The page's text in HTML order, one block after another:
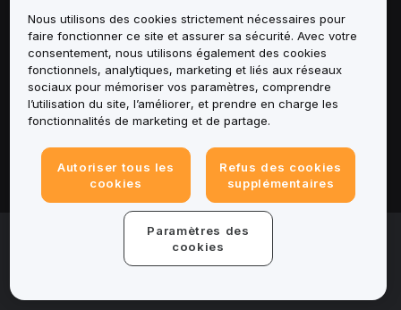
Services
Assistance
Produits
Mentions légales
© 2025-2026 Bybit.eu. All rights reserved.
Conditions d'utilisation
Nous utilisons des cookies strictement nécessaires pour
faire fonctionner ce site et assurer sa sécurité. Avec votre
consentement, nous utilisons également des cookies
fonctionnels, analytiques, marketing et liés aux réseaux
sociaux pour mémoriser vos paramètres, comprendre
l’utilisation du site, l’améliorer, et prendre en charge les
fonctionnalités de marketing et de partage.
Autoriser tous les
cookies
Refus des cookies
supplémentaires
Paramètres des
cookies